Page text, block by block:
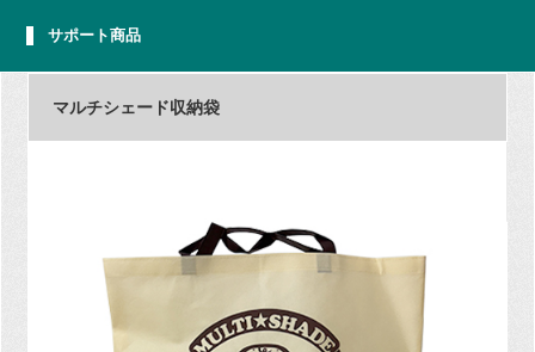
サポート商品
マルチシェード収納袋